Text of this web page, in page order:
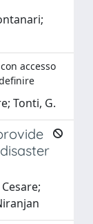
accesso
Tonti, G.